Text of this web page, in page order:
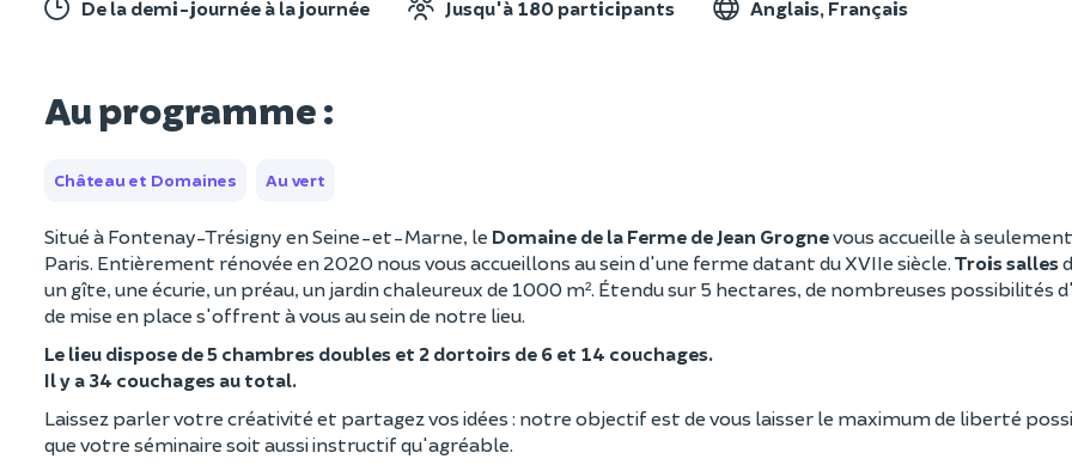
De la demi-journée à la journée Jusqu'à 180 participants Anglais, Français
Au programme :
Château et Domaines Au vert
Situé à Fontenay-Trésigny en Seine-et-Marne, le Domaine de la Ferme de Jean Grognevous accueille à
Paris. Entièrement rénovée en 2020 nous vous accueillons au sein d'une ferme datant du XVIIe siècle. Trois salles
un gîte, une écurie, un préau, un jardin chaleureux de 1000 m². Étendu sur 5 hectares, de nombreuses possibilités
de mise en place s'offrent à vous au sein de notre lieu.
Le lieu dispose de 5 chambres doubles et 2 dortoirs de 6 et 14 couchages.
Il y a 34 couchages au total.
Laissez parler votre créativité et partagez vos idées : notre objectif est de vous laisser le maximum de liberté
que votre séminaire soit aussi instructif qu'agréable.